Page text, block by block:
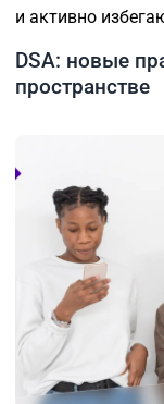
и активно
DSA: новые
пространстве